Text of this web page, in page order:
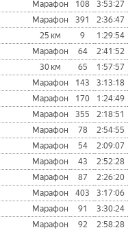
Марафон 108 3:53:27
Марафон 391 2:36:47
25 км 9
1:29:54
Марафон 64 2:41:52
30 км 65
1:57:57
Марафон 143 3:13:18
Марафон 170 1:24:49
Марафон 355 2:18:51
Марафон 78 2:54:55
Марафон 54 2:09:07
Марафон 43 2:52:28
Марафон 87 2:26:20
Марафон 403 3:17:06
Марафон 91 3:30:24
Марафон 92 2:58:28